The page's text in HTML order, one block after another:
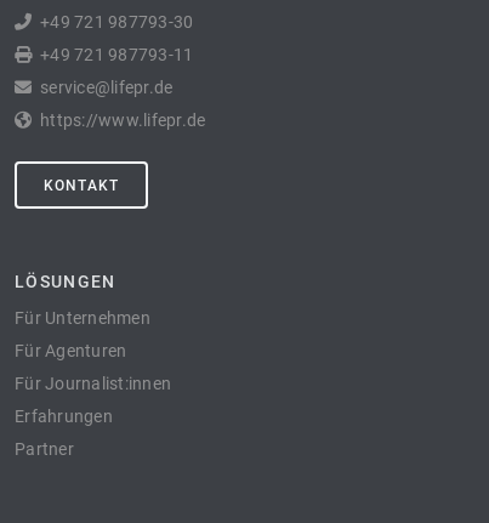
+49 721 987793-30
+49 721 987793-11
service@lifepr.de
https://www.lifepr.de
KONTAKT
LÖSUNGEN
Für Unternehmen
Für Agenturen
Für Journalist:innen
Erfahrungen
Partner